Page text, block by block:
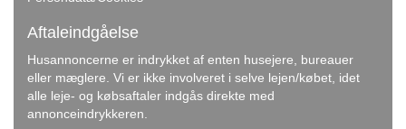
Aftaleindgåelse
Husannoncerne er indrykket af enten husejere, bureauer
eller mæglere. Vi er ikke involveret i selve lejen/købet, idet
alle leje- og købsaftaler indgås direkte med
annonceindrykkeren.